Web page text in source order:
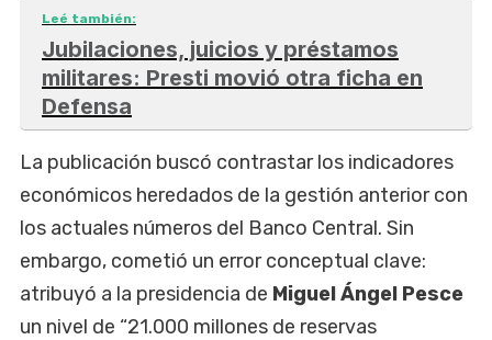
Leé también:
Jubilaciones, juicios y préstamos
militares: Presti movió otra ficha en
Defensa
La publicación buscó contrastar los indicadores
económicos heredados de la gestión anterior con
los actuales números del Banco Central. Sin
embargo, cometió un error conceptual clave:
atribuyó a la presidencia de Miguel Ángel Pesce
un nivel de “21.000 millones de reservas